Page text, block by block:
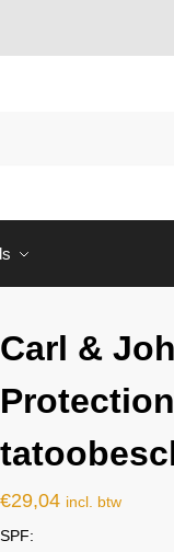
Carl &
Protection
€29,04 incl. btw
SPF: